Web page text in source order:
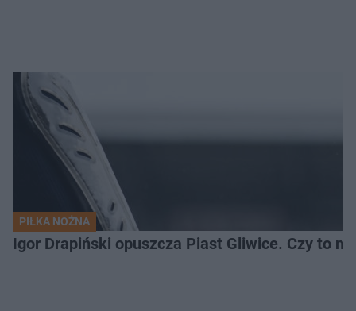
PIŁKA NOŻNA
Igor Drapiński opuszcza Piast Gliwice. Czy to